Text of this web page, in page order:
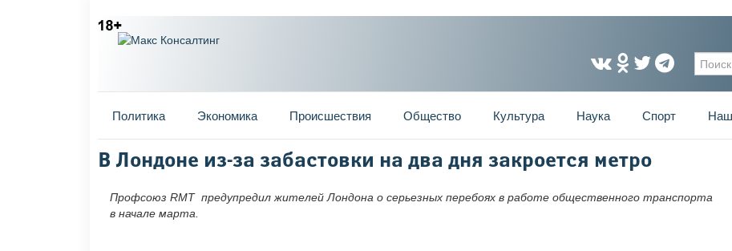
Главное меню
Политика Экономика Происшествия Общество Культура Наука Спорт
Вы здесь
В Лондоне из-за забастовки на два дня закроется метро
Профсоюз RMT предупредил жителей Лондона о серьезных перебоях в работе общественного транспорта
в начале марта.